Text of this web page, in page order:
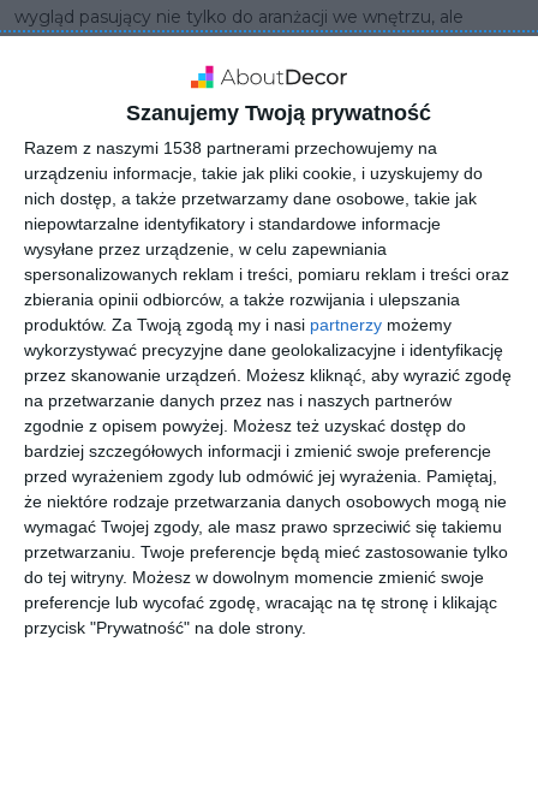
Szanujemy Twoją prywatność
Razem z naszymi 1538 partnerami przechowujemy na
urządzeniu informacje, takie jak pliki cookie, i uzyskujemy do
nich dostęp, a także przetwarzamy dane osobowe, takie jak
niepowtarzalne identyfikatory i standardowe informacje
wysyłane przez urządzenie, w celu zapewniania
spersonalizowanych reklam i treści, pomiaru reklam i treści oraz
zbierania opinii odbiorców, a także rozwijania i ulepszania
produktów. Za Twoją zgodą my i nasi partnerzy możemy
wykorzystywać precyzyjne dane geolokalizacyjne i identyfikację
przez skanowanie urządzeń. Możesz kliknąć, aby wyrazić zgodę
na przetwarzanie danych przez nas i naszych partnerów
zgodnie z opisem powyżej. Możesz też uzyskać dostęp do
bardziej szczegółowych informacji i zmienić swoje preferencje
przed wyrażeniem zgody lub odmówić jej wyrażenia.
Pamiętaj,
że niektóre rodzaje przetwarzania danych osobowych mogą nie
wymagać Twojej zgody, ale masz prawo sprzeciwić się takiemu
przetwarzaniu. Twoje preferencje będą mieć zastosowanie tylko
do tej witryny. Możesz w dowolnym momencie zmienić swoje
preferencje lub wycofać zgodę, wracając na tę stronę i klikając
przycisk "Prywatność" na dole strony.
wygląd pasujący nie tylko do aranżacji we wnętrzu, ale
hałasem dobiegającym z zewnątrz, tworzyć dobrą izolację
termiczną, a także barierę dla włamywaczy. Nie bez
znaczenia jest również kwestia jakości wykonania oraz ceny.
Najpopularniejsze, dostępne na polskim rynku modele okien
wykonane są z drewna lub profili PCV. W obu przypadkach
parametry są bardzo zbliżone. Różnica polega na ich
konserwacji, cenie i wyglądzie. Modele drewniane są
zdecydowanie droższe od aluminiowych odpowiedników.
Kolejną istotną sprawą jest szklenie. Ilość zespolonych szyb
ma niebagatelne znaczenie pod kątem akustyki oraz
właściwości cieplnych. Standardem są okna dwu lub
trzyszybowe przedzielone specjalnymi ramkami
dystansowymi. Powstałe w ten sposób komory wypełnia się
powietrzem lub argonem, który ma znacznie lepsze
właściwości izolacyjne. Im szersze komory tym lepsze
parametry okna. Warto również zwrócić uwagę na
właściwości samych szyb, które mogą być ciepłochłonne,
absorpcyjne (chroniące wnętrze przed zbyt dużą ilością
ciepła z zewnątrz), antywłamaniowe, dźwiękochłonne czy